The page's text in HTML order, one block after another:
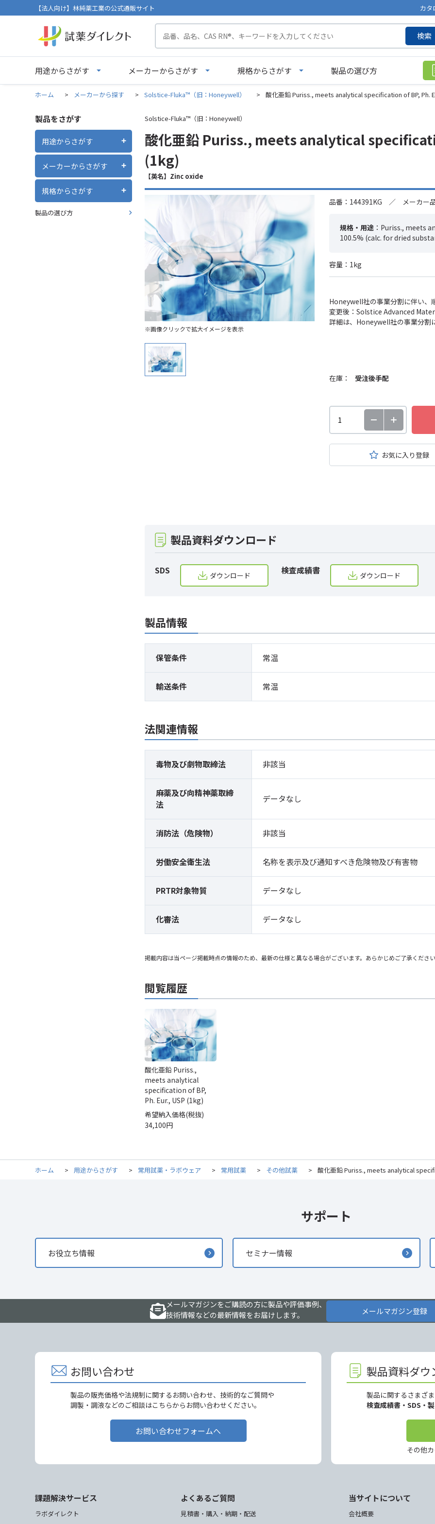
【法人向け】林純薬工業の公式通販サイト カタ
検索
用途からさがす メーカーからさがす 規格からさがす 製品の選び方
ホーム > メーカーから探す > Solstice-Fluka™（旧：Honeywell） > 酸化亜鉛 Puriss., meets analytical specification of BP, Ph.
製品をさがす
用途からさがす
メーカーからさがす
規格からさがす
製品の選び方
Solstice-Fluka™（旧：Honeywell）
酸化亜鉛 Puriss., meets analytical
(1kg)
【英名】Zinc oxide
※画像クリックで拡大イメージを表示
品番：144391KG ／ メーカー
規格・用途 ：Puriss., meets
100.5% (calc. for dried
容量：1kg
Honeywell社の事業分割に伴い、
変更後：Solstice Advanced
詳細は、Honeywell社の事業分割
在庫： 受注後手配
お気に入り登録
製品資料ダウンロード
SDS ダウンロード 検査成績書 ダウンロード
製品情報
保管条件 常温
輸送条件 常温
法関連情報
毒物及び劇物取締法 非該当
麻薬及び向精神薬取締
法
データなし
消防法（危険物） 非該当
労働安全衛生法 名称を表示及び通知すべき危険物及び有害物
PRTR対象物質 データなし
化審法 データなし
掲載内容は当ページ掲載時点の情報のため、最新の仕様と異なる場合がございます。あらかじめご了承くださ
閲覧履歴
酸化亜鉛 Puriss.,
meets analytical
specification of BP,
Ph. Eur., USP (1kg)
希望納入価格(税抜)
34,100円
ホーム > 用途からさがす > 常用試薬・ラボウェア > 常用試薬 > その他試薬 > 酸化亜鉛 Puriss., meets analytical
サポート
お役立ち情報 セミナー情報
メールマガジンをご購読の方に製品や評価事例、
技術情報などの最新情報をお届けします。
メールマガジン登録
お問い合わせ
製品の販売価格や法規制に関するお問い合わせ、技術的なご質問や
調製・調液などのご相談はこちらからお問い合わせください。
お問い合わせフォームへ
製品資料ダウ
製品に関するさまざ
検査成績書・SDS・
その他
課題解決サービス
ラボダイレクト
よくあるご質問
見積書・購入・納期・配送
当サイトについて
会社概要